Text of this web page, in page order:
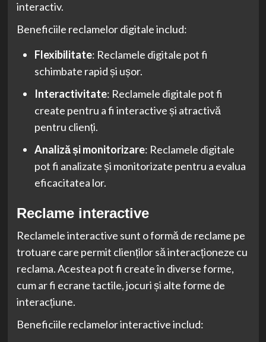
interactiv.
Beneficiile reclamelor digitale includ:
Flexibilitate: Reclamele digitale pot fi
schimbate rapid și ușor.
Interactivitate: Reclamele digitale pot fi
create pentru a fi interactive și atractivă
pentru clienți.
Analiză și monitorizare: Reclamele digitale
pot fi analizate și monitorizate pentru a evalua
eficacitatea lor.
Reclame interactive
Reclamele interactive sunt o formă de reclame pe
trotuare care permit clienților să interacționeze cu
reclama. Acestea pot fi create în diverse forme,
cum ar fi ecrane tactile, jocuri și alte forme de
interacțiune.
Beneficiile reclamelor interactive includ: